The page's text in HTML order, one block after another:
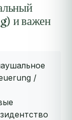
и важен
/